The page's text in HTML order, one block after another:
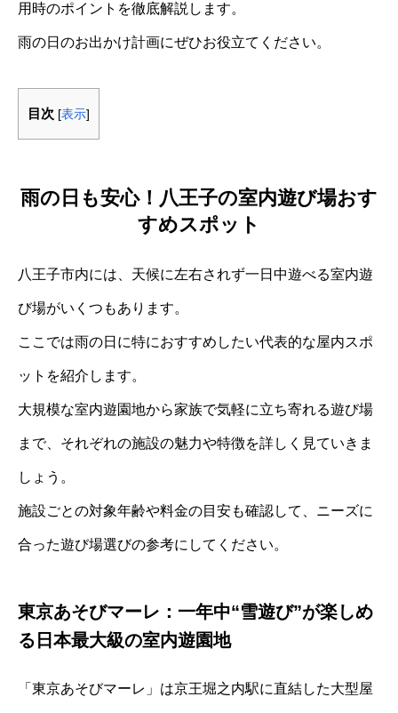
用時のポイントを徹底解説します。
雨の日のお出かけ計画にぜひお役立てください。
目次 [表示]
雨の日も安心！八王子の室内遊び場おす
すめスポット
八王子市内には、天候に左右されず一日中遊べる室内遊
び場がいくつもあります。
ここでは雨の日に特におすすめしたい代表的な屋内スポ
ットを紹介します。
大規模な室内遊園地から家族で気軽に立ち寄れる遊び場
まで、それぞれの施設の魅力や特徴を詳しく見ていきま
しょう。
施設ごとの対象年齢や料金の目安も確認して、ニーズに
合った遊び場選びの参考にしてください。
東京あそびマーレ：一年中“雪遊び”が楽しめ
る日本最大級の室内遊園地
「東京あそびマーレ」は京王堀之内駅に直結した大型屋